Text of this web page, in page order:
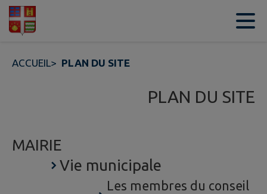
Contenu
ACCUEIL> PLAN DU SITE
PLAN DU SITE
MAIRIE
Vie municipale
Les membres du conseil